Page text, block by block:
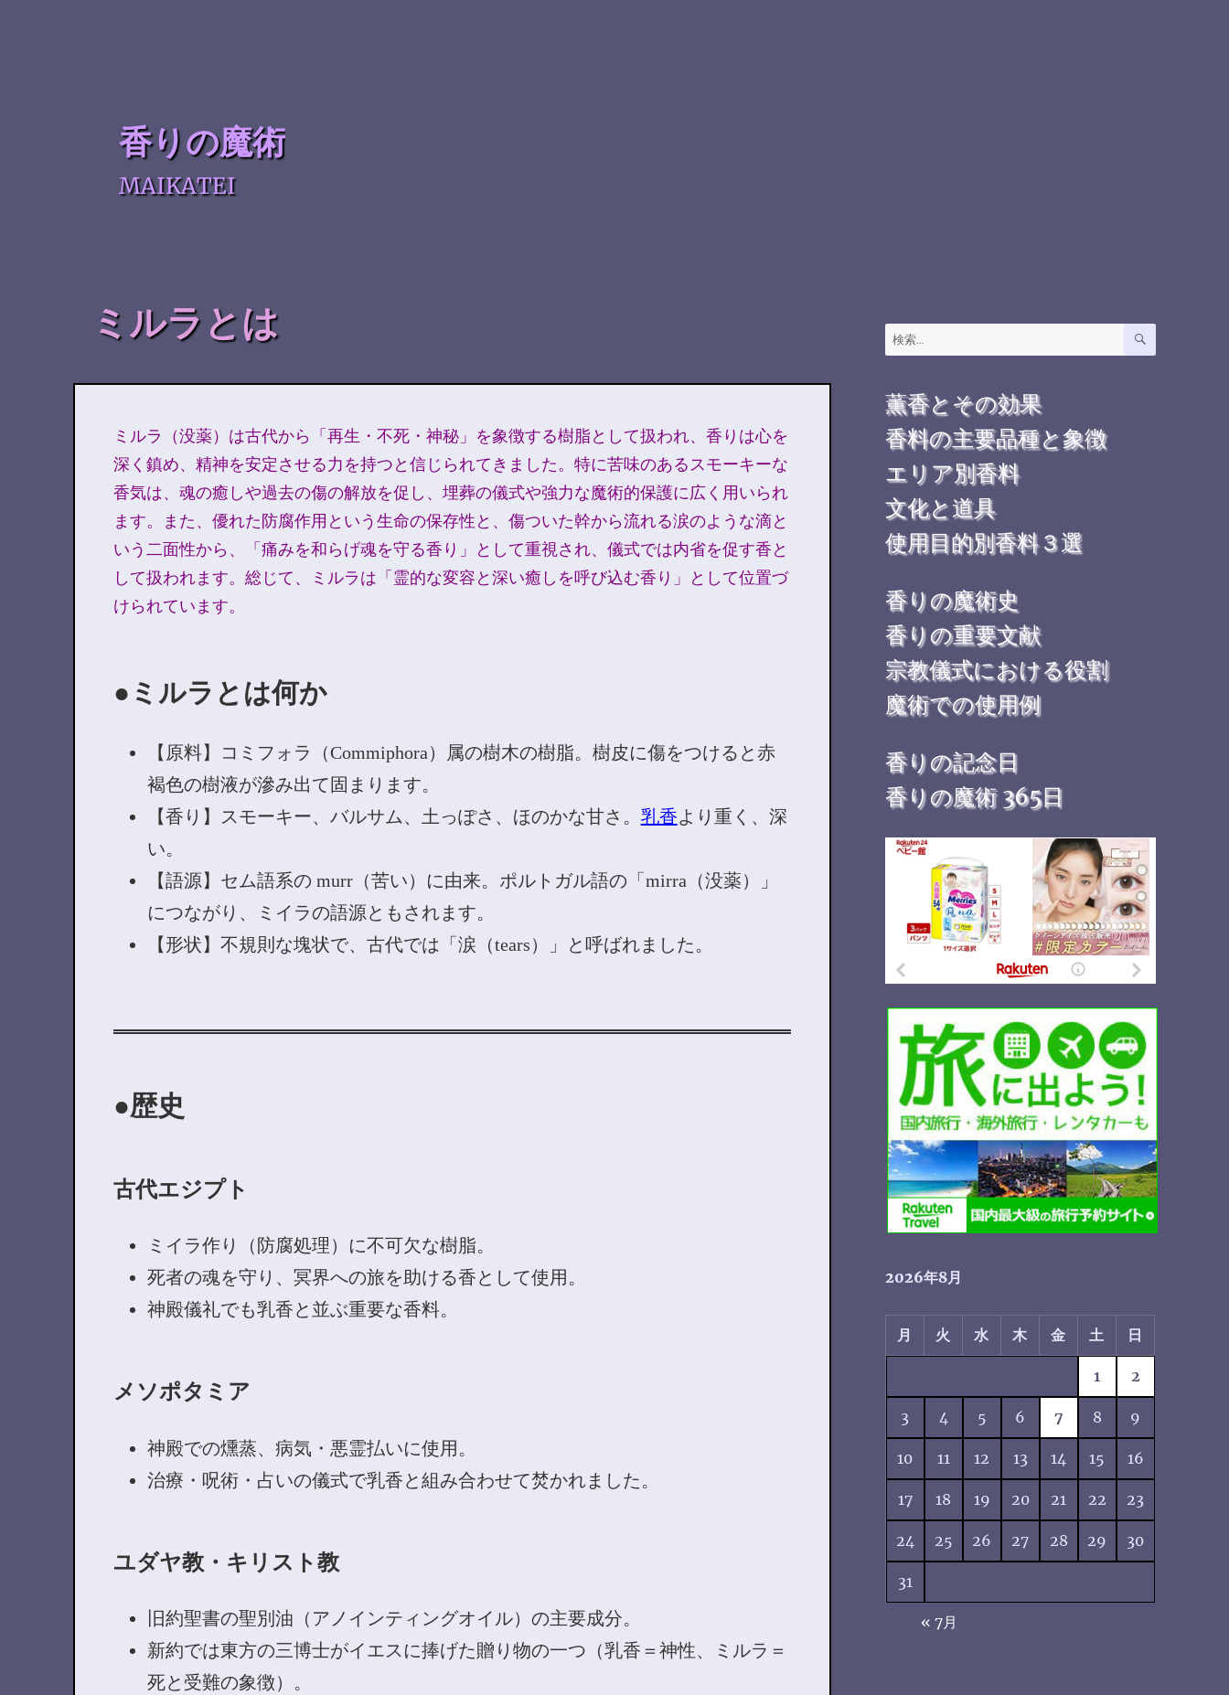
香りの魔術
MAIKATEI
ミルラとは
ミルラ（没薬）は古代から「再生・不死・神秘」を象徴する樹脂として扱われ、香りは心を
深く鎮め、精神を安定させる力を持つと信じられてきました。特に苦味のあるスモーキーな
香気は、魂の癒しや過去の傷の解放を促し、埋葬の儀式や強力な魔術的保護に広く用いられ
ます。また、優れた防腐作用という生命の保存性と、傷ついた幹から流れる涙のような滴と
いう二面性から、「痛みを和らげ魂を守る香り」として重視され、儀式では内省を促す香と
して扱われます。総じて、ミルラは「霊的な変容と深い癒しを呼び込む香り」として位置づ
けられています。
ミルラとは何か
【原料】コミフォラ（Commiphora）属の樹木の樹脂。樹皮に傷をつけると赤
褐色の樹液が滲み出て固まります。
【香り】スモーキー、バルサム、土っぽさ、ほのかな甘さ。 乳香より重く、深
い。
【語源】セム語系の murr（苦い）に由来。ポルトガル語の「mirra（没薬）」
につながり、ミイラの語源ともされます。
【形状】不規則な塊状で、古代では「涙（tears）」と呼ばれました。
歴史
古代エジプト
ミイラ作り（防腐処理）に不可欠な樹脂。
死者の魂を守り、冥界への旅を助ける香として使用。
神殿儀礼でも乳香と並ぶ重要な香料。
メソポタミア
神殿での燻蒸、病気・悪霊払いに使用。
治療・呪術・占いの儀式で乳香と組み合わせて焚かれました。
ユダヤ教・キリスト教
旧約聖書の聖別油（アノインティングオイル）の主要成分。
新約では東方の三博士がイエスに捧げた贈り物の一つ（乳香＝神性、ミルラ＝
死と受難の象徴）。
検
索:
検
薫香とその効果
香料の主要品種と象徴
エリア別香料
文化と道具
使用目的別香料３選
香りの魔術史
香りの重要文献
宗教儀式における役割
魔術での使用例
香りの記念日
香りの魔術 365日
2026年8月
月 火 水 木 金 土 日
1 2
3 4 5 6 7 8 9
10 11 12 13 14 15 16
17 18 19 20 21 22 23
24 25 26 27 28 29 30
31
« 7月